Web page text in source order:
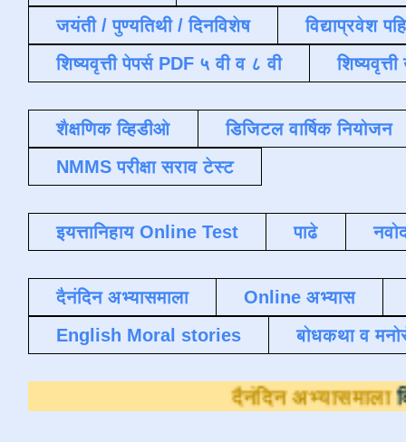
जयंती / पुण्यतिथी / दिनविशेष
विद्याप्रवेश
शिष्यवृत्ती पेपर्स PDF ५ वी व ८ वी
शैक्षणिक व्हिडीओ
डिजिटल वार्षिक नियोजन
NMMS परीक्षा सराव टेस्ट
इयत्तानिहाय Online Test पाढे
दैनंदिन अभ्यासमाला
Online अभ्यास
English Moral stories
बोधकथा व